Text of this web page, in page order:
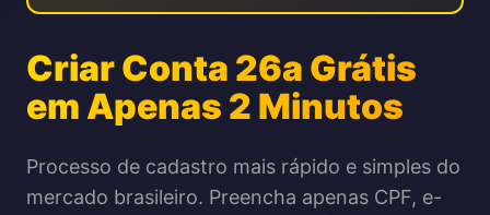
Criar Conta 26a Grátis
em Apenas 2 Minutos
Processo de cadastro mais rápido e simples do
mercado brasileiro. Preencha apenas CPF, e-